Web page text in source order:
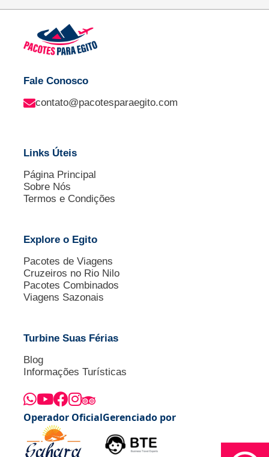
Fale Conosco
contato@pacotesparaegito.com
Links Úteis
Página Principal
Sobre Nós
Termos e Condições
Explore o Egito
Pacotes de Viagens
Cruzeiros no Rio Nilo
Pacotes Combinados
Viagens Sazonais
Turbine Suas Férias
Blog
Informações Turísticas
Operador OficialGerenciado por